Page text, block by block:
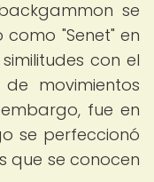
se
"Senet" en
con el
movimientos
fue en
se perfeccionó
que se conocen